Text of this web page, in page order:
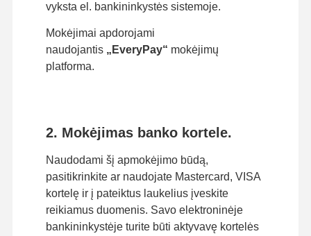
vyksta el. bankininkystės sistemoje.
Mokėjimai apdorojami
naudojantis „EveryPay“ mokėjimų
platforma.
2. Mokėjimas banko kortele.
Naudodami šį apmokėjimo būdą,
pasitikrinkite ar naudojate Mastercard, VISA
kortelę ir į pateiktus laukelius įveskite
reikiamus duomenis. Savo elektroninėje
bankininkystėje turite būti aktyvavę kortelės